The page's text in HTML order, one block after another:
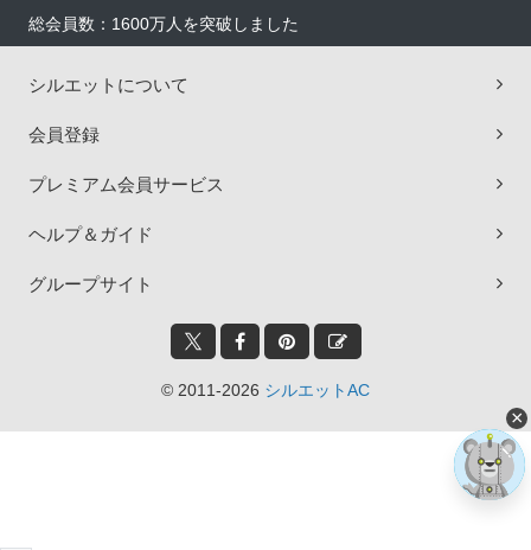
総会員数：1600万人を突破しました
シルエットについて
会員登録
プレミアム会員サービス
ヘルプ＆ガイド
グループサイト
© 2011-2026 シルエットAC
×